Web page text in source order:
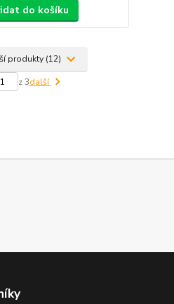
do košíku
produkty (12)
z 3další